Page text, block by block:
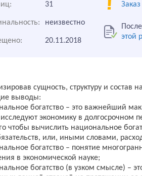
31
неизвестно
этой
20.11.2018
сущность, структуру и состав
выводы:
богатство – это важнейший
исследуют экономику в долгосрочном
чтобы вычислить национальное
или, иными словами,
богатство – понятие
в экономической науке;
богатство (в узком смысле) –